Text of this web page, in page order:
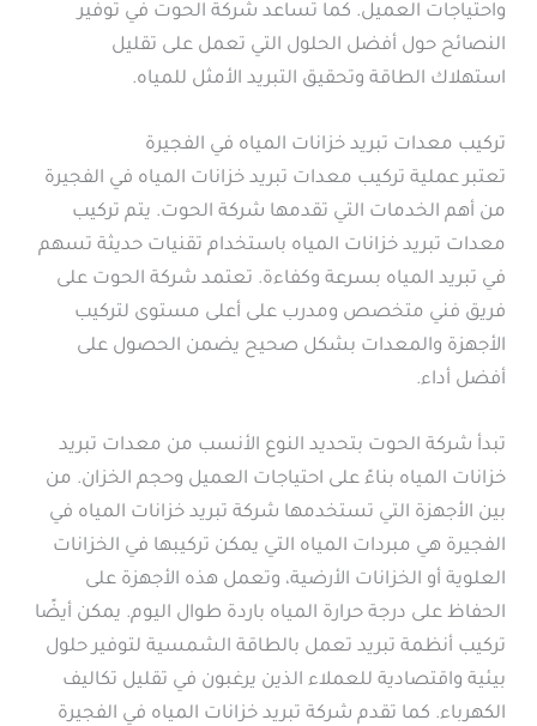
واحتياجات العميل. كما تساعد شركة الحوت في توفير
النصائح حول أفضل الحلول التي تعمل على تقليل
استهلاك الطاقة وتحقيق التبريد الأمثل للمياه.
تركيب معدات تبريد خزانات المياه في الفجيرة
تعتبر عملية تركيب معدات تبريد خزانات المياه في الفجيرة
من أهم الخدمات التي تقدمها شركة الحوت. يتم تركيب
معدات تبريد خزانات المياه باستخدام تقنيات حديثة تسهم
في تبريد المياه بسرعة وكفاءة. تعتمد شركة الحوت على
فريق فني متخصص ومدرب على أعلى مستوى لتركيب
الأجهزة والمعدات بشكل صحيح يضمن الحصول على
أفضل أداء.
تبدأ شركة الحوت بتحديد النوع الأنسب من معدات تبريد
خزانات المياه بناءً على احتياجات العميل وحجم الخزان. من
بين الأجهزة التي تستخدمها شركة تبريد خزانات المياه في
الفجيرة هي مبردات المياه التي يمكن تركيبها في الخزانات
العلوية أو الخزانات الأرضية، وتعمل هذه الأجهزة على
الحفاظ على درجة حرارة المياه باردة طوال اليوم. يمكن أيضًا
تركيب أنظمة تبريد تعمل بالطاقة الشمسية لتوفير حلول
بيئية واقتصادية للعملاء الذين يرغبون في تقليل تكاليف
الكهرباء. كما تقدم شركة تبريد خزانات المياه في الفجيرة